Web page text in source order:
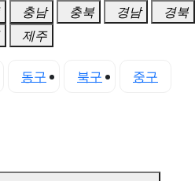
충남 충북 경남
경북
제주
동구 북구 중구